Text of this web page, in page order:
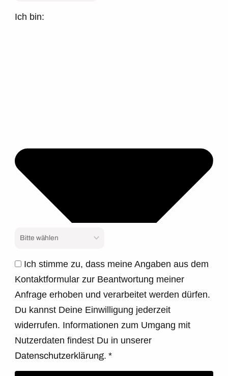
Ich bin:
Ich stimme zu, dass meine Angaben aus dem
Kontaktformular zur Beantwortung meiner
Anfrage erhoben und verarbeitet werden dürfen.
Du kannst Deine Einwilligung jederzeit
widerrufen. Informationen zum Umgang mit
Nutzerdaten findest Du in unserer
Datenschutzerklärung.*